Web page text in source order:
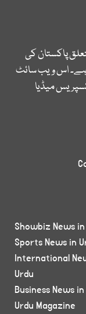
پاکستان کی
ہے۔ اس ویب سائٹ
میڈیا
Showbiz News
Sports News in
International
Urdu
Business News
Urdu Magazine